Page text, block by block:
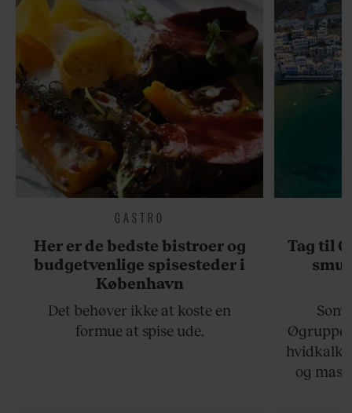
GASTRO
Her er de bedste bistroer og
budgetvenlige spisesteder i
København
Det behøver ikke at koste en
formue at spise ude.
Tag til
og